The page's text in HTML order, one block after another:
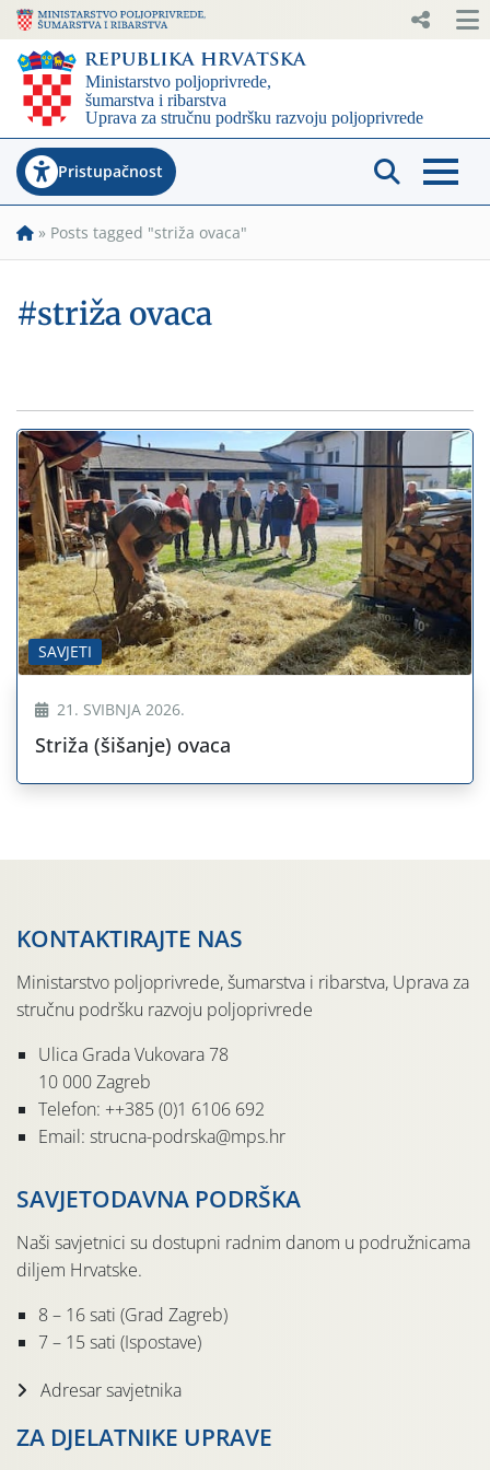
Pristupačnost
» Posts tagged "striža ovaca"
#striža ovaca
SAVJETI
21. SVIBNJA 2026.
Striža (šišanje) ovaca
KONTAKTIRAJTE NAS
Ministarstvo poljoprivrede, šumarstva i ribarstva, Uprava za
stručnu podršku razvoju poljoprivrede
Ulica Grada Vukovara 78
10 000 Zagreb
Telefon: ++385 (0)1 6106 692
Email: strucna-podrska@mps.hr
SAVJETODAVNA PODRŠKA
Naši savjetnici su dostupni radnim danom u podružnicama
diljem Hrvatske.
8 – 16 sati (Grad Zagreb)
7 – 15 sati (Ispostave)
Adresar savjetnika
ZA DJELATNIKE UPRAVE